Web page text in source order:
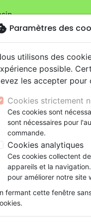
sur la boutique
Testaments
Couple
Latino, Folk
Soul
animés
conférences
Méditations
Auteur :
Référence
Paramètres des
utilisons des
possible.
les accepter pour
Cookies strictement
Ces cookies sont
sont nécessaires pour
commande.
Cookies analytiques
Ces cookies collectent
appareils et la
pour améliorer notre site
fermant cette fenêtre